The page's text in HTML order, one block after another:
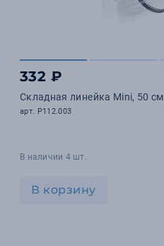
332 ₽
Складная линейка Mini, 50 см
арт. P112.003
В наличии 4 шт.
В корзину